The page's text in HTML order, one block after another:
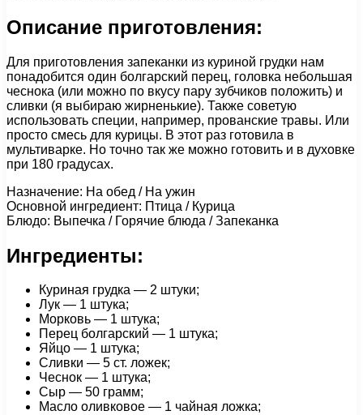
Описание приготовления:
Для приготовления запеканки из куриной грудки нам
понадобится один болгарский перец, головка небольшая
чеснока (или можно по вкусу пару зубчиков положить) и
сливки (я выбираю жирненькие). Также советую
использовать специи, например, прованские травы. Или
просто смесь для курицы. В этот раз готовила в
мультиварке. Но точно так же можно готовить и в духовке
при 180 градусах.
Назначение: На обед / На ужин
Основной ингредиент: Птица / Курица
Блюдо: Выпечка / Горячие блюда / Запеканка
Ингредиенты:
Куриная грудка — 2 штуки;
Лук — 1 штука;
Морковь — 1 штука;
Перец болгарский — 1 штука;
Яйцо — 1 штука;
Сливки — 5 ст. ложек;
Чеснок — 1 штука;
Сыр — 50 грамм;
Масло оливковое — 1 чайная ложка;